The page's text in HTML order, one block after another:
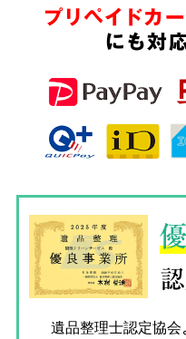
プリペイドカ
にも対
遺品整理士認定協会